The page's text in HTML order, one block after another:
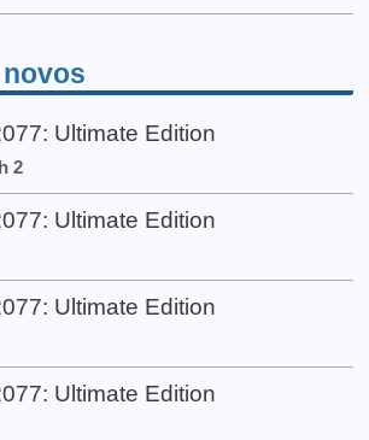
Ultimate Edition
2
Ultimate Edition
Ultimate Edition
Ultimate Edition